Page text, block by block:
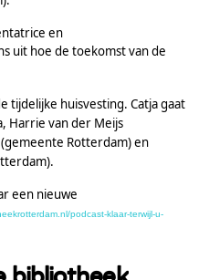
en
uit hoe de toekomst van de
tijdelijke huisvesting. Catja gaat
Harrie van der Meijs
Rotterdam) en
een nieuwe
podcast-klaar-terwijl-u-